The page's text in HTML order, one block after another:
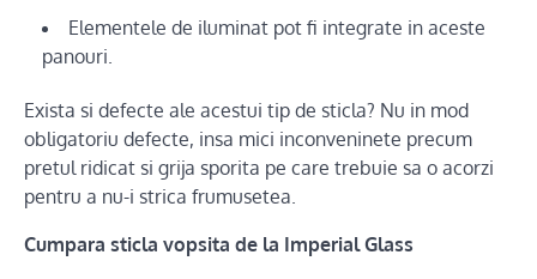
Elementele de iluminat pot fi integrate in aceste
panouri.
Exista si defecte ale acestui tip de sticla? Nu in mod
obligatoriu defecte, insa mici inconveninete precum
pretul ridicat si grija sporita pe care trebuie sa o acorzi
pentru a nu-i strica frumusetea.
Cumpara sticla vopsita de la Imperial Glass